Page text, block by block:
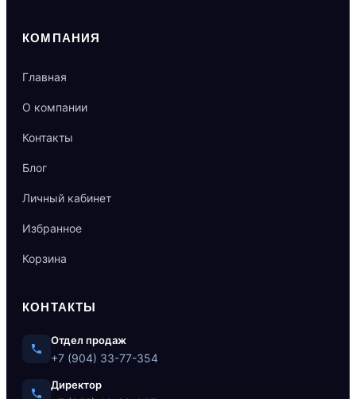
КОМПАНИЯ
Главная
О компании
Контакты
Блог
Личный кабинет
Избранное
Корзина
КОНТАКТЫ
Отдел продаж
+7 (904) 33-77-354
Директор